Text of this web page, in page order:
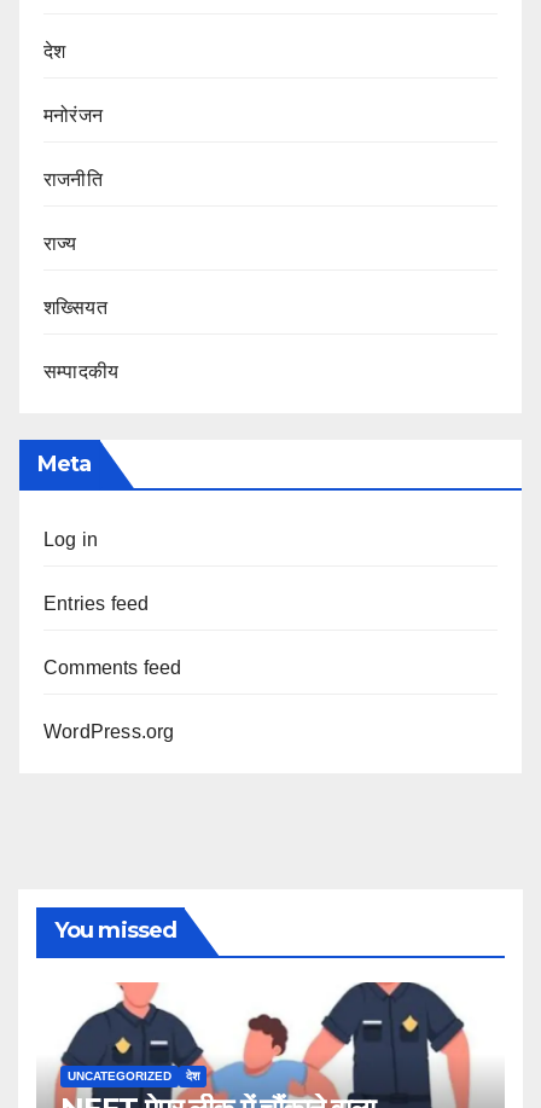
देश
मनोरंजन
राजनीति
राज्य
शख्सियत
सम्पादकीय
Meta
Log in
Entries feed
Comments feed
WordPress.org
You missed
UNCATEGORIZED देश